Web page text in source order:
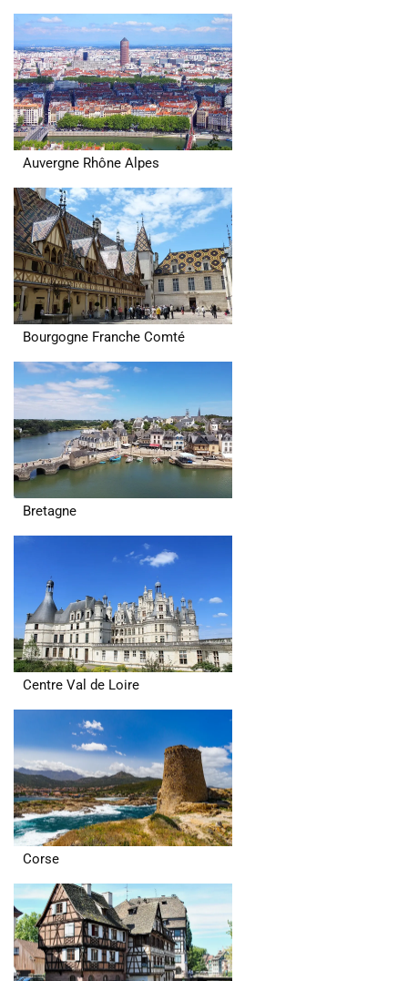
Auvergne Rhône Alpes
Bourgogne Franche Comté
Bretagne
Centre Val de Loire
Corse